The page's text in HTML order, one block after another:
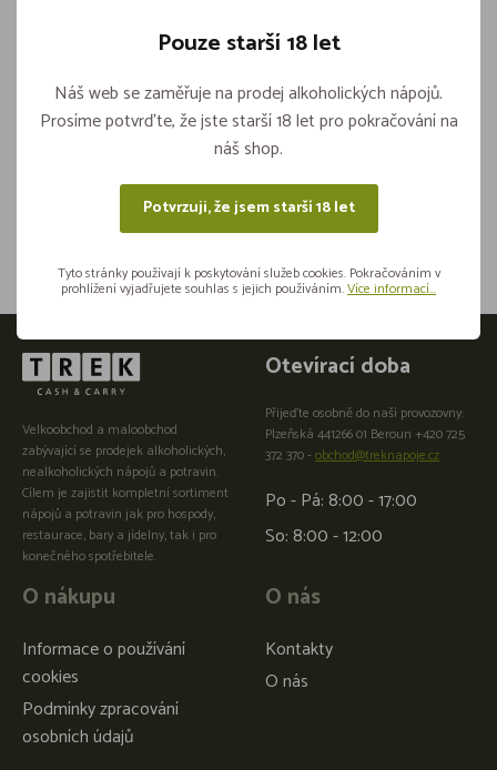
Vložit do košíku
Sdílejte na sítích
Velkoobchod a maloobchod
zabývající se prodejek alkoholických,
nealkoholických nápojů a potravin.
Cílem je zajistit kompletní sortiment
nápojů a potravin jak pro hospody,
restaurace, bary a jídelny, tak i pro
konečného spotřebitele.
O nákupu
Informace o používání
cookies
Podmínky zpracování
osobních údajů
O nás
Kontakty
O nás
Otevírací doba
Přijeďte osobně do naší provozovny:
Plzeňská 441266 01 Beroun +420 725
372 370 -obchod@treknapoje.cz
Po - Pá: 8:00 - 17:00
So: 8:00 - 12:00
Pouze starší 18 let
Náš web se zaměřuje na prodej alkoholických nápojů.
Prosíme potvrďte, že jste starší 18 let pro pokračování na
náš shop.
Potvrzuji, že jsem starší 18 let
Tyto stránky používají k poskytování služeb cookies. Pokračováním v
prohlížení vyjadřujete souhlas s jejich používáním.Více informací...